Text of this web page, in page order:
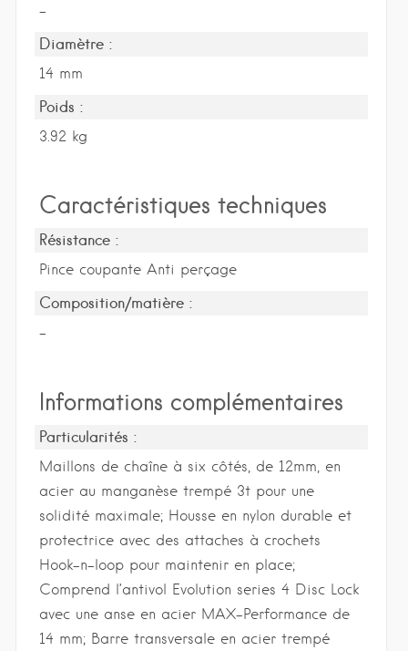
-
Diamètre :
14 mm
Poids :
3.92 kg
Caractéristiques techniques
Résistance :
Pince coupante Anti perçage
Composition/matière :
-
Informations complémentaires
Particularités :
Maillons de chaîne à six côtés, de 12mm, en
acier au manganèse trempé 3t pour une
solidité maximale; Housse en nylon durable et
protectrice avec des attaches à crochets
Hook-n-loop pour maintenir en place;
Comprend l’antivol Evolution series 4 Disc Lock
avec une anse en acier MAX-Performance de
14 mm; Barre transversale en acier trempé